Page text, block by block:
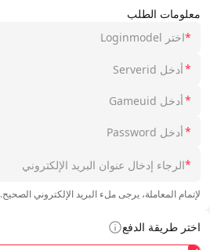
معلومات الطلب
*اختر Loginmodel
*
*
*
*
لإتمام المعاملة، يرجى ملء البريد الإلكتروني الصحيح.
اختر طريقة الدفع